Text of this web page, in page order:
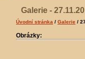
Galerie -
Úvodní stránka / Galerie /
Obrázky: